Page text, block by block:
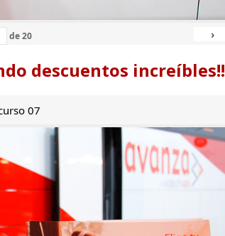
de20 ›
descuentos increíbles!!
07